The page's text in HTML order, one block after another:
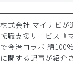
株式会社 マイナビが
転職支援サービス『
で今治コラボ 綿
に関する記事が紹介